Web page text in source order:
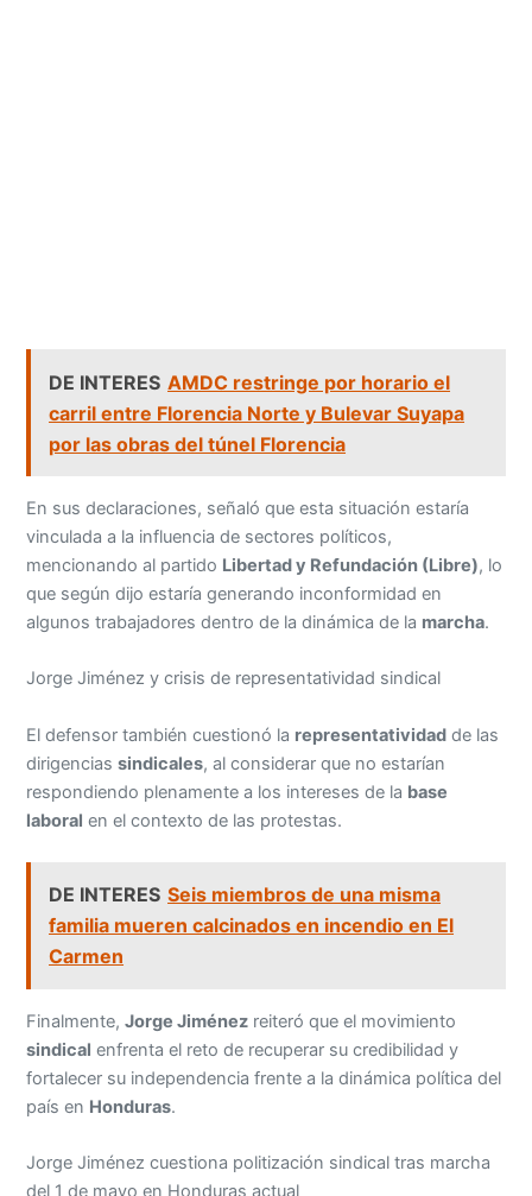
DE INTERES AMDC restringe por horario el
carril entre Florencia Norte y Bulevar Suyapa
por las obras del túnel Florencia
En sus declaraciones, señaló que esta situación estaría
vinculada a la influencia de sectores políticos,
mencionando al partido Libertad y Refundación (Libre), lo
que según dijo estaría generando inconformidad en
algunos trabajadores dentro de la dinámica de la marcha.
Jorge Jiménez y crisis de representatividad sindical
El defensor también cuestionó la representatividad de las
dirigenciassindicales, al considerar que no estarían
respondiendo plenamente a los intereses de la base
laboral en el contexto de las protestas.
DE INTERES Seis miembros de una misma
familia mueren calcinados en incendio en El
Carmen
Finalmente,Jorge Jiménez reiteró que el movimiento
sindical enfrenta el reto de recuperar su credibilidad y
fortalecer su independencia frente a la dinámica política del
país en Honduras.
Jorge Jiménez cuestiona politización sindical tras marcha
del 1 de mayo en Honduras actual